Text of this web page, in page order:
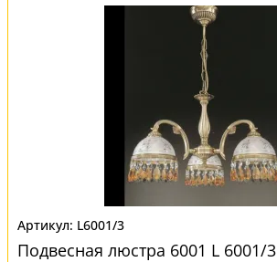
L6001/3
Подвесная люстра 6001 L 6001/3